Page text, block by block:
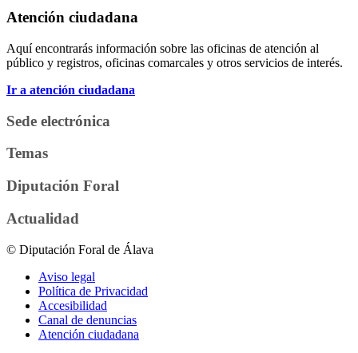
Atención ciudadana
Aquí encontrarás información sobre las oficinas de atención al
público y registros, oficinas comarcales y otros servicios de interés.
Ir a atención ciudadana
Sede electrónica
Temas
Diputación Foral
Actualidad
© Diputación Foral de Álava
Aviso legal
Política de Privacidad
Accesibilidad
Canal de denuncias
Atención ciudadana